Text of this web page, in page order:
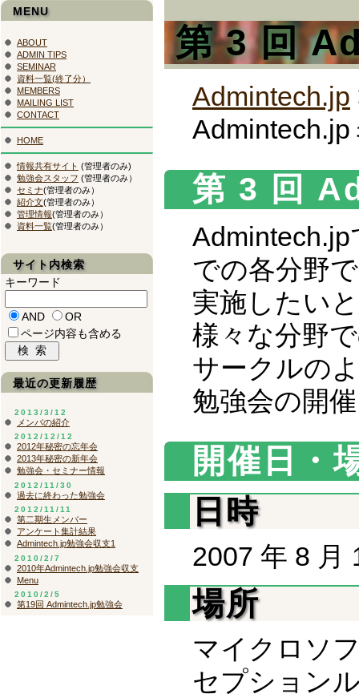
第 3 回
Admintech.jp
第 3 回
での各分野
実施したい
様々な分野
サークルの
勉強会の開
開催日・
日時
2007 年 8 月
場所
マイクロソ
セプション
MENU
ABOUT
ADMIN TIPS
SEMINAR
資料一覧(終了分）
MEMBERS
MAILING LIST
CONTACT
HOME
情報共有サイト (管理者のみ)
勉強会スタッフ (管理者のみ）
セミナ(管理者のみ）
紹介文(管理者のみ）
管理情報(管理者のみ）
資料一覧(管理者のみ）
サイト内検索
キーワード
AND
OR
ページ内容も含める
最近の更新履歴
2013/3/12
メンバの紹介
2012/12/12
2012年秘密の忘年会
2013年秘密の新年会
勉強会・セミナー情報
2012/11/30
過去に終わった勉強会
2012/11/11
第二期生メンバー
アンケート集計結果
Admintech.jp勉強会収支1
2010/2/7
2010年Admintech.jp勉強会収支
Menu
2010/2/5
第19回 Admintech.jp勉強会